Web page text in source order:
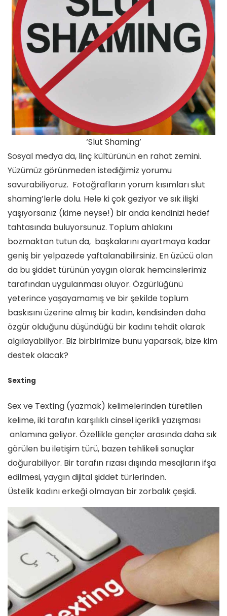
‘Slut Shaming’
Sosyal medya da, linç kültürünün en rahat zemini.
Yüzümüz görünmeden istediğimiz yorumu
savurabiliyoruz. Fotoğrafların yorum kısımları slut
shaming’lerle dolu. Hele ki çok geziyor ve sık ilişki
yaşıyorsanız (kime neyse!) bir anda kendinizi hedef
tahtasında buluyorsunuz. Toplum ahlakını
bozmaktan tutun da, başkalarını ayartmaya kadar
geniş bir yelpazede yaftalanabilirsiniz. En üzücü olan
da bu şiddet türünün yaygın olarak hemcinslerimiz
tarafından uygulanması oluyor. Özgürlüğünü
yeterince yaşayamamış ve bir şekilde toplum
baskısını üzerine almış bir kadın, kendisinden daha
özgür olduğunu düşündüğü bir kadını tehdit olarak
algılayabiliyor. Biz birbirimize bunu yaparsak, bize kim
destek olacak?
Sexting
Sex ve Texting (yazmak) kelimelerinden türetilen
kelime, iki tarafın karşılıklı cinsel içerikli yazışması
anlamına geliyor. Özellikle gençler arasında daha sık
görülen bu iletişim türü, bazen tehlikeli sonuçlar
doğurabiliyor. Bir tarafın rızası dışında mesajların ifşa
edilmesi, yaygın dijital şiddet türlerinden.
Üstelik kadını erkeği olmayan bir zorbalık çeşidi.